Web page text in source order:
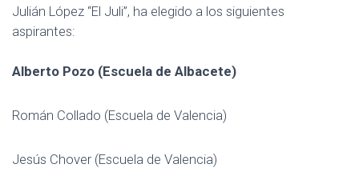
Julián López “El Juli”, ha elegido a los siguientes
aspirantes:
Alberto Pozo (Escuela de Albacete)
Román Collado (Escuela de Valencia)
Jesús Chover (Escuela de Valencia)